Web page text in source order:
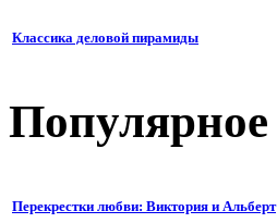
Классика деловой пирамиды
Популярное
Перекрестки любви: Виктория и Альберт